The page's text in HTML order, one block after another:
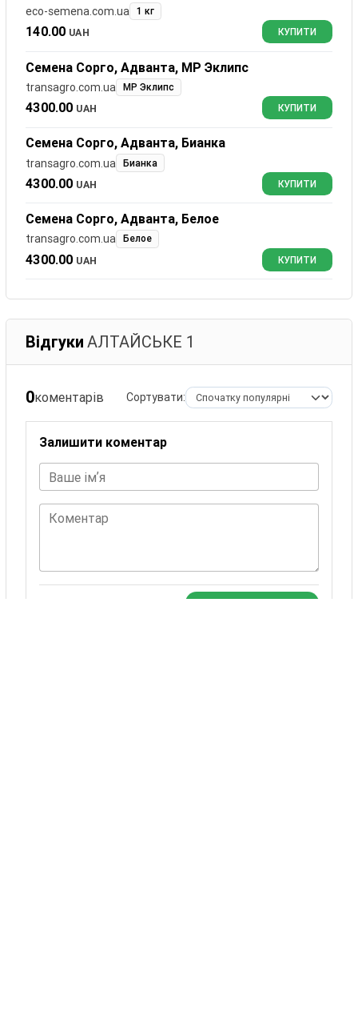
eco-semena.com.ua 1 кг
140.00 UAH КУПИТИ
Семена Сорго, Адванта, МР Эклипс
transagro.com.ua МР Эклипс
4300.00 UAH КУПИТИ
Семена Сорго, Адванта, Бианка
transagro.com.ua Бианка
4300.00 UAH КУПИТИ
Семена Сорго, Адванта, Белое
transagro.com.ua Белое
4300.00 UAH КУПИТИ
Відгуки АЛТАЙСЬКЕ 1
0коментарів Сортувати:
Залишити коментар
Ваше імʼя
Коментар